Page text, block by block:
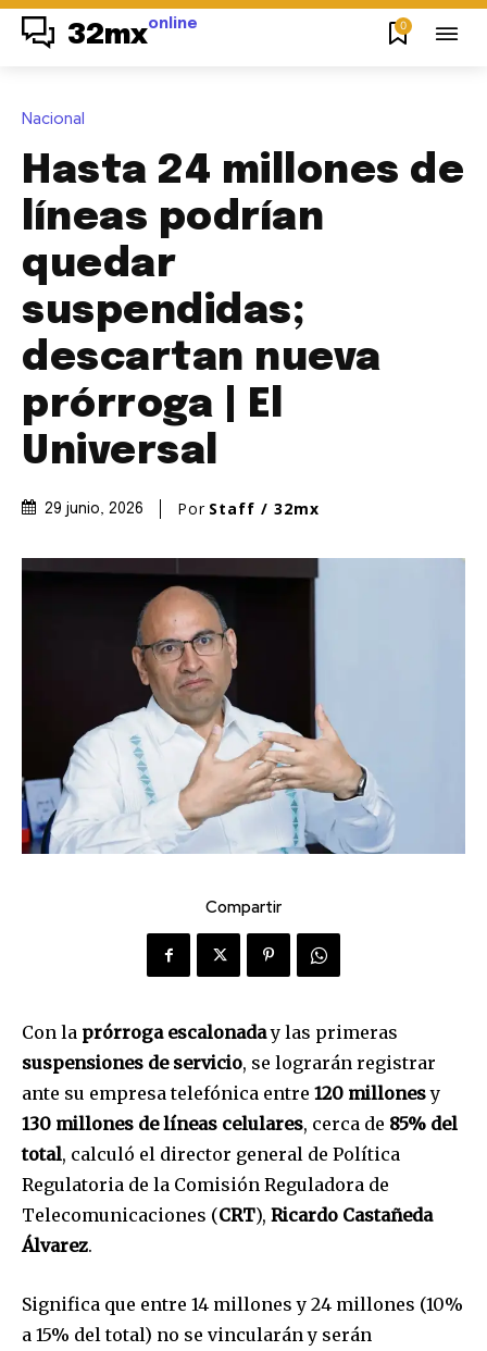
32mxonline 0
Nacional
Hasta 24 millones de
líneas podrían
quedar
suspendidas;
descartan nueva
prórroga | El
Universal
29 junio, 2026 Por Staff / 32mx
Compartir
Con la prórroga escalonaday las primeras
suspensiones de servicio, se lograrán registrar
ante su empresa telefónica entre 120 millonesy
130 millones de líneas celulares, cerca de 85% del
total, calculó el director general de Política
Regulatoria de la Comisión Reguladora de
Telecomunicaciones (CRT), Ricardo Castañeda
Álvarez.
Significa que entre 14 millones y 24 millones (10%
a 15% del total) no se vincularán y serán